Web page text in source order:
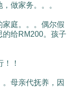
做家务。。。
庭。。。偶尔假
的给RM200。孩子
！
母亲代抚养，因